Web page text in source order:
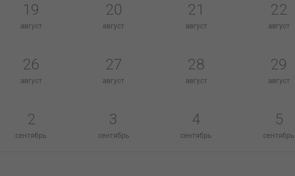
19
август
20
август
21
август
22
август
26
август
27
август
28
август
29
август
2
сентябрь
3
сентябрь
4
сентябрь
5
сентябрь